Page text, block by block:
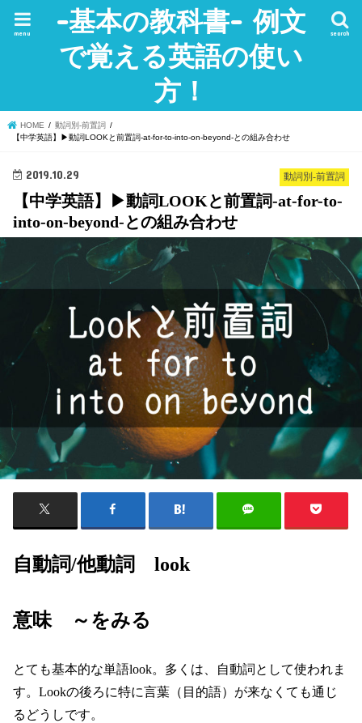
-基本の教科書- 例文
で覚える英語の使い
方！
search
menu
HOME
動詞別-前置詞
【中学英語】▶︎動詞LOOKと前置詞-at-for-to-into-on-beyond-との組み合わせ
動詞別-前置詞
2019.10.29
【中学英語】▶︎動詞LOOKと前置詞-at-for-to-
into-on-beyond-との組み合わせ
自動詞/他動詞 look
意味 ～をみる
とても基本的な単語look。多くは、自動詞として使われま
す。Lookの後ろに特に言葉（目的語）が来なくても通じ
るどうしです。